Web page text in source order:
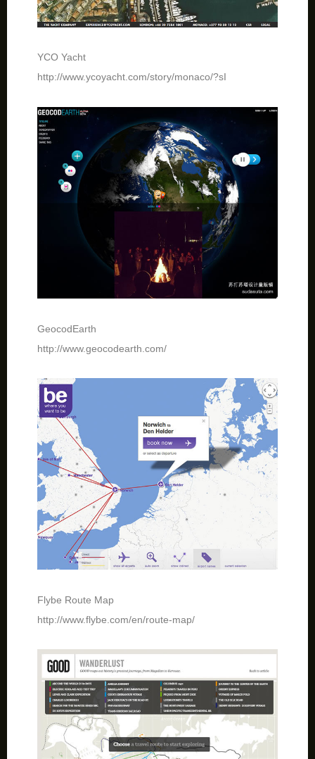
YCO Yacht
http://www.ycoyacht.com/story/monaco/?sI
GeocodEarth
http://www.geocodearth.com/
Flybe Route Map
http://www.flybe.com/en/route-map/